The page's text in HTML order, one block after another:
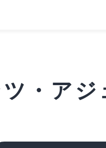
・アジ